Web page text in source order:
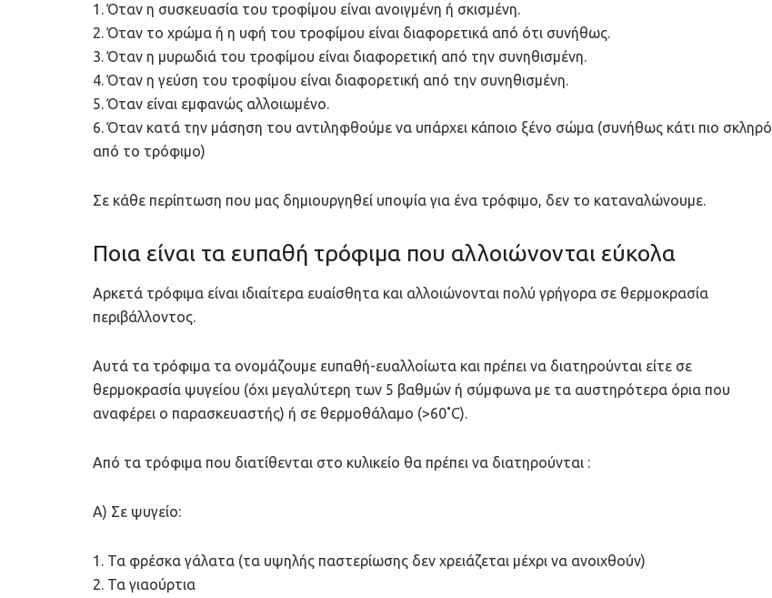
1. Όταν η συσκευασία του τροφίμου είναι ανοιγμένη ή σκισμένη.
2. Όταν το χρώμα ή η υφή του τροφίμου είναι διαφορετικά από ότι συνήθως.
3. Όταν η μυρωδιά του τροφίμου είναι διαφορετική από την συνηθισμένη.
4. Όταν η γεύση του τροφίμου είναι διαφορετική από την συνηθισμένη.
5. Όταν είναι εμφανώς αλλοιωμένο.
6. Όταν κατά την μάσηση του αντιληφθούμε να υπάρχει κάποιο ξένο σώμα (συνήθως κάτι πιο σκληρό
από το τρόφιμο)
Σε κάθε περίπτωση που μας δημιουργηθεί υποψία για ένα τρόφιμο, δεν το καταναλώνουμε.
Ποια είναι τα ευπαθή τρόφιμα που αλλοιώνονται εύκολα
Αρκετά τρόφιμα είναι ιδιαίτερα ευαίσθητα και αλλοιώνονται πολύ γρήγορα σε θερμοκρασία
περιβάλλοντος.
Αυτά τα τρόφιμα τα ονομάζουμε ευπαθή-ευαλλοίωτα και πρέπει να διατηρούνται είτε σε
θερμοκρασία ψυγείου (όχι μεγαλύτερη των 5 βαθμών ή σύμφωνα με τα αυστηρότερα όρια που
αναφέρει ο παρασκευαστής) ή σε θερμοθάλαμο (>60˚C).
Από τα τρόφιμα που διατίθενται στο κυλικείο θα πρέπει να διατηρούνται :
A) Σε ψυγείο:
1. Τα φρέσκα γάλατα (τα υψηλής παστερίωσης δεν χρειάζεται μέχρι να ανοιχθούν)
2. Τα γιαούρτια